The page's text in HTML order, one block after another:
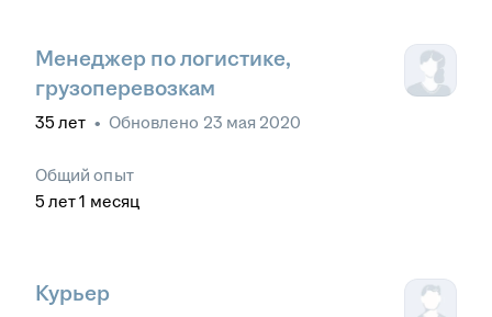
Менеджер по логистике,
грузоперевозкам
35 лет • Обновлено 23 мая 2020
Общий опыт
5 лет 1 месяц
Курьер